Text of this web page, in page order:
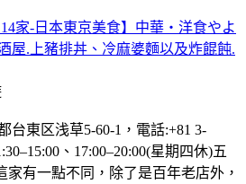
家-日本東京美食】中華・洋食やよ
屋.上豬排丼、冷麻婆麵以及炸餛飩.
台東区浅草5-60-1，電話:+81 3-
、17:00–20:00(星期四休)五
家有一點不同，除了是百年老店外，